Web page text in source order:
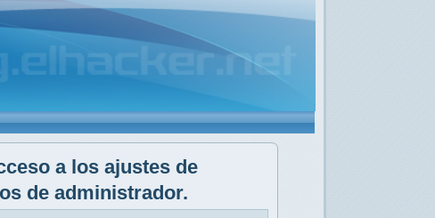
a los ajustes de
de administrador.